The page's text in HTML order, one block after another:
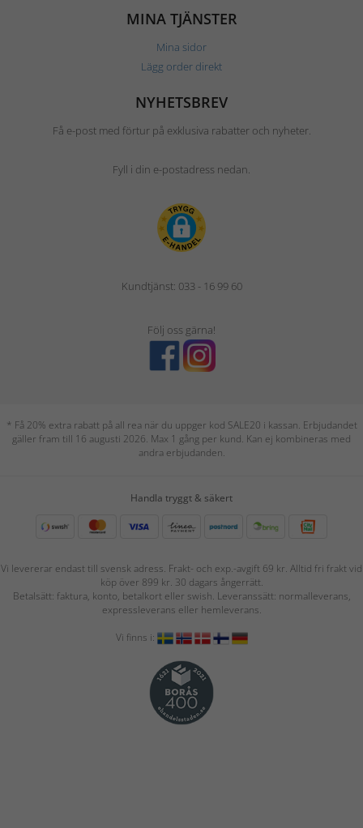
MINA TJÄNSTER
Mina sidor
Lägg order direkt
NYHETSBREV
Få e-post med förtur på exklusiva rabatter och nyheter.
Fyll i din e-postadress nedan.
Kundtjänst: 033 - 16 99 60
Följ oss gärna!
* Få 20% extra rabatt på all rea när du uppger kod SALE20 i kassan. Erbjudandet
gäller fram till 16 augusti 2026. Max 1 gång per kund. Kan ej kombineras med
andra erbjudanden.
Handla tryggt & säkert
Vi levererar endast till svensk adress. Frakt- och exp.-avgift 69 kr. Alltid fri frakt vid
köp över 899 kr. 30 dagars ångerrätt.
Betalsätt: faktura, konto, betalkort eller swish. Leveranssätt: normalleverans,
expressleverans eller hemleverans.
Vi finns i: